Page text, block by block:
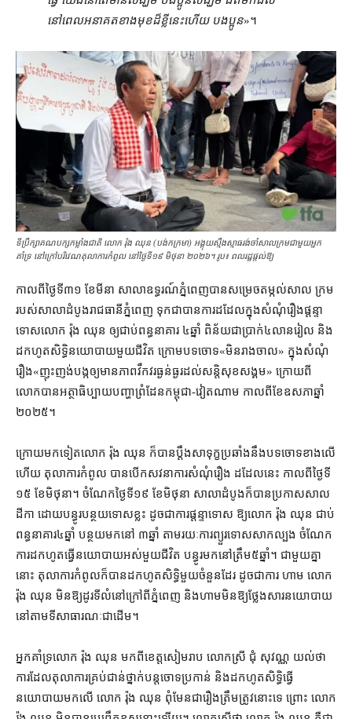
នៅពេល​អនាគត​ខាងមុខ​ដ៏​ខ្លី​នេះ​ហើយ បងប្អូន»។
ទីប្រឹក្សា​គណបក្ស​កម្លាំងជាតិ លោក រ៉ុង ឈុន (បង់កក្រមា) អង្គុយស្មឹងស្មាធរង់ចាំសាលក្រមជាមួយអ្នក
គាំទ្រ នៅក្រៅបរិវេណតុលាការ​កំពូល នៅថ្ងៃទី១៩ មិថុនា ២០២៦។ រូប៖ ពលរដ្ឋផ្ដល់ឱ្យ
កាលពី​ថ្ងៃទី​៣១ ខែមីនា សាលាឧទ្ធរណ៍​ភ្នំពេញ​បានសម្រេច​តម្កល់​សាល ក្រម
របស់​សាលាដំបូង​រាជធានី​ភ្នំពេញ ទុកជា​បាន​ការ​ដដែល​ក្នុង​សំណុំរឿង​ផ្ដន្ទា
ទោស​លោក រ៉ុង ឈុន ឲ្យ​ជាប់ពន្ធនាគារ ៤​ឆ្នាំ ពិន័យ​ជា​ប្រាក់​៤​លាន​រៀល និង​
ដកហូត​សិទ្ធិ​នយោបាយ​មួយ​ជីវិត ក្រោម​បទ​ចោទ​«​មិន​រាងចាល​» ក្នុង​សំណុំ
រឿង​«​ញុះញង់​បង្ក​ឲ្យ​មាន​ភាព​វឹកវរ​ធ្ងន់ធ្ងរ​ដល់​សន្តិសុខ​សង្គម​» ក្រោយ​ពី​
លោក​បាន​អត្ថាធិប្បាយ​បញ្ហា​ព្រំដែន​កម្ពុជា​-​វៀតណាម កាលពី​ខែ​ឧសភា​ឆ្នាំ​
២០២៥។
ក្រោយ​មក​ទៀត​លោក រ៉ុង ឈុន ក៏បាន​ប្ដឹង​សាទុក្ខ​ប្រឆាំង​នឹង​បទ​ចោទ​ខាងលើ​
ហើយ តុលាការ​កំពូល បាន​បើកសវនាការ​សំណុំរឿង ដដែល​នេះ កាលពី​ថ្ងៃទី​
១៥ ខែមិថុនា​។ ចំណែក​ថ្ងៃទី​១៩ ខែមិថុនា សាលាដំបូង​ក៏​បាន​ប្រកាស​សាល
ដីកា ដោយ​បន្ធូរ​បន្ថយទោស​ខ្លះ ដូចជា​ការ​ផ្ដន្ទាទោស ឱ្យ​លោក រ៉ុង ឈុន ជាប់
ពន្ធនាគារ​៤​ឆ្នាំ បន្ថយ​មក​នៅ ៣​ឆ្នាំ តាមរយៈ​ការ​ព្យួរទោស​សាកល្បង ចំណែក​
ការ​ដកហូត​ធ្វើ​នយោបាយ​អស់​មួយ​ជីវិត បន្ធូរ​មក​នៅ​ត្រឹម​៥​ឆ្នាំ​។ ជាមួយគ្នា​
នោះ តុលាការ​កំពូល​ក៏បាន​ដកហូត​សិទ្ធិ​មួយចំនួន​ដែរ ដូចជា​ការ ហាម លោក
រ៉ុង ឈុន មិន​ឱ្យ​ដូរ​ទីលំនៅ​ក្រៅពី​ភ្នំពេញ និង​ហាម​មិន​ឱ្យ​ថ្លែង​សារ​នយោបាយ​
នៅ​តាម​ទី​សាធារណៈ​ជាដើម។
អ្នកគាំទ្រ​លោក រ៉ុង ឈុន មក​ពី​ខេត្ត​សៀមរាប លោកស្រី ជុំ សុវណ្ណ យល់ថា
ការដែល​តុលាការ​គ្រប់​ជាន់ថ្នាក់​បន្ត​ចោទប្រកាន់ និង​ដកហូត​សិទ្ធិ​ធ្វើ​
នយោបាយ​មក​លើ លោក រ៉ុង ឈុន ពុំ​មែន​ជា​រឿង​ត្រឹមត្រូវ​នោះ​ទេ ព្រោះ លោក